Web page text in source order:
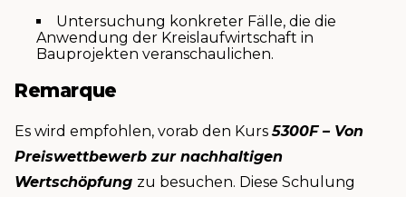
Untersuchung konkreter Fälle, die die
Anwendung der Kreislaufwirtschaft in
Bauprojekten veranschaulichen.
Remarque
Es wird empfohlen, vorab den Kurs5300F – Von
Preiswettbewerb zur nachhaltigen
Wertschöpfung zu besuchen. Diese Schulung